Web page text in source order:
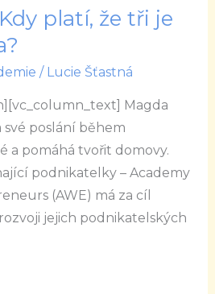
platí, že tři je
/ Lucie Šťastná
Magda
své poslání během
a pomáhá tvořit domovy.
podnikatelky – Academy
(AWE) má za cíl
jejich podnikatelských